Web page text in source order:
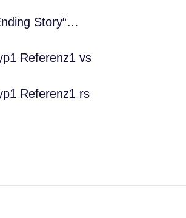
Story“…